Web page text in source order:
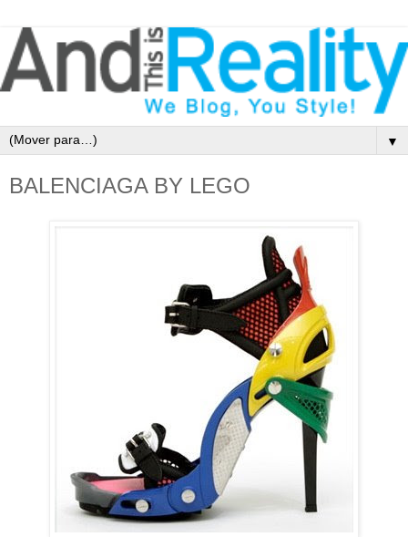
▼
BALENCIAGA BY LEGO